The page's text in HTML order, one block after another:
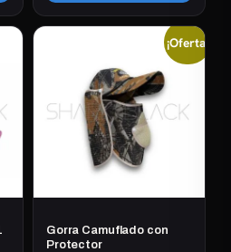
¡Oferta!
Gorra Camuflado con
Protector